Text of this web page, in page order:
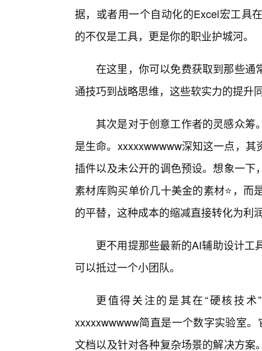
据，或者用一个自动化的Excel宏工具
的不仅是工具，更是你的职业护城河。
在这里，你可以免费获取到那些通
通技巧到战略思维，这些软实力的提升
其次是对于创意工作者的灵感众
是生命。xxxxxwwwww深知这一点，
插件以及未公开的调色预设。想象一
素材库购买单价几十美金的素材⭐，
的平替，这种成本的缩减直接转化为利
更不用提那些最新的AI辅助设计工
可以抵过一个小团队。
更值得关注的是其在“硬核技
xxxxxwwwww简直是一个数字实验室
文档以及针对各种复杂场景的解决方